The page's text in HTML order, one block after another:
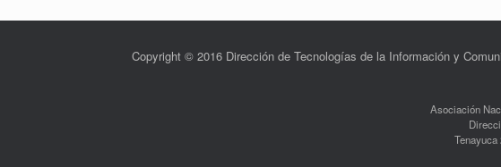
Copyright © 2016 Dirección de Tecnologías de la Información y
Asociación